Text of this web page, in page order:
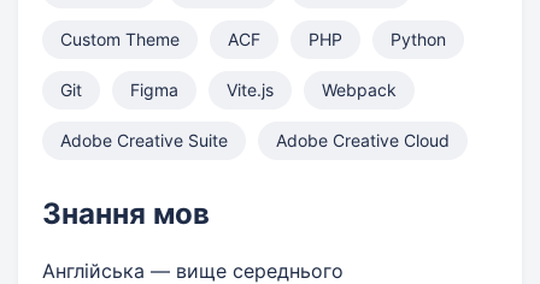
Custom Theme ACF PHP Python
Git Figma Vite.js Webpack
Adobe Creative Suite Adobe Creative Cloud
Знання мов
Англійська — вище середнього